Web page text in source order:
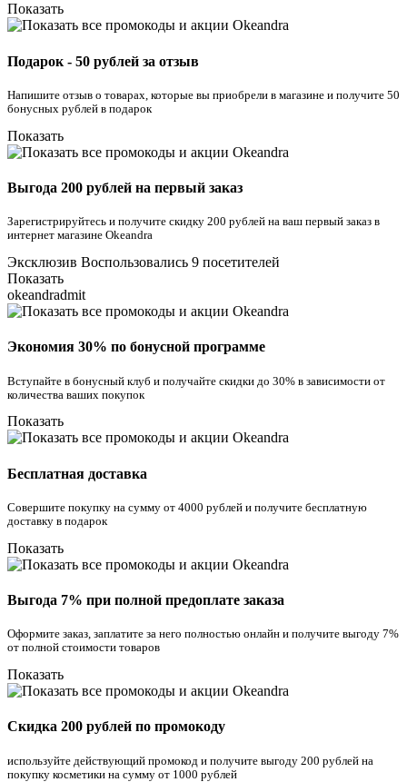
Показать
Подарок - 50 рублей за отзыв
Напишите отзыв о товарах, которые вы приобрели в магазине и получите 50
бонусных рублей в подарок
Показать
Выгода 200 рублей на первый заказ
Зарегистрируйтесь и получите скидку 200 рублей на ваш первый заказ в
интернет магазине Okeandra
Эксклюзив Воспользовались 9 посетителей
Показать
okeandradmit
Экономия 30% по бонусной программе
Вступайте в бонусный клуб и получайте скидки до 30% в зависимости от
количества ваших покупок
Показать
Бесплатная доставка
Совершите покупку на сумму от 4000 рублей и получите бесплатную
доставку в подарок
Показать
Выгода 7% при полной предоплате заказа
Оформите заказ, заплатите за него полностью онлайн и получите выгоду 7%
от полной стоимости товаров
Показать
Скидка 200 рублей по промокоду
используйте действующий промокод и получите выгоду 200 рублей на
покупку косметики на сумму от 1000 рублей